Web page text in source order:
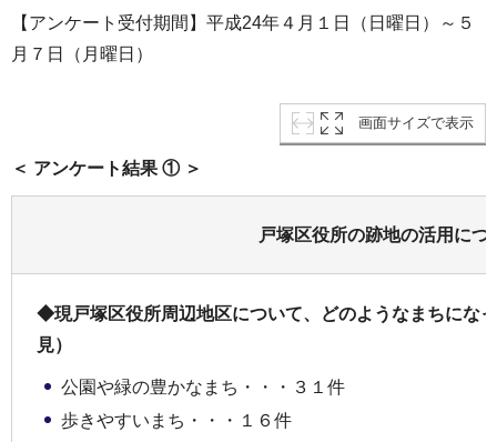
【アンケート受付期間】平成24年４月１日（日曜日）～５
月７日（月曜日）
画面サイズで表示
＜ アンケート結果 ① ＞
戸塚区役所の跡地の活用につ
◆現戸塚区役所周辺地区について、どのようなまちにな
見）
公園や緑の豊かなまち・・・３１件
歩きやすいまち・・・１６件